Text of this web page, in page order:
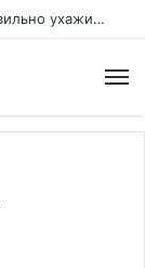
Профилактика вместо ремонта: как правильно ухаживать за обувью